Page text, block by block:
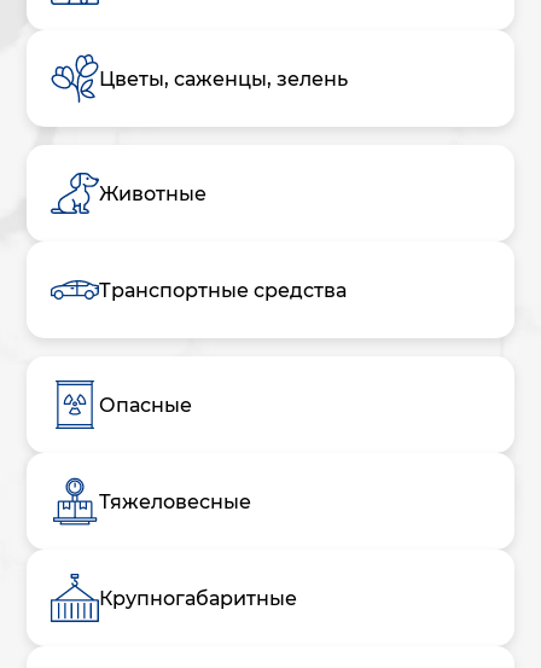
Цветы, саженцы, зелень
Животные
Транспортные средства
Опасные
Тяжеловесные
Крупногабаритные